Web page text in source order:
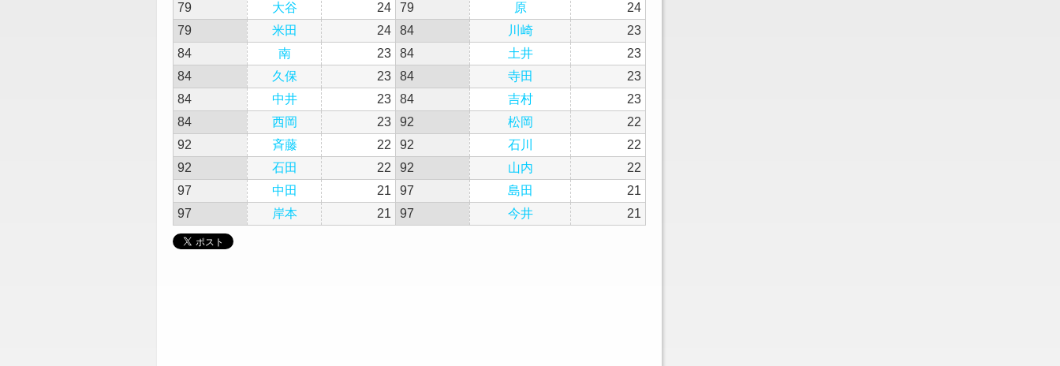
79
大谷 24 79 原
24
79
米田 24 84 川崎
23
84
南 23 84 土井
23
84
久保 23 84 寺田
23
84
中井 23 84 吉村
23
84
西岡 23 92 松岡
22
92
斉藤 22 92 石川
22
92
石田 22 92 山内
22
97
中田 21 97 島田
21
97
岸本 21 97 今井 21